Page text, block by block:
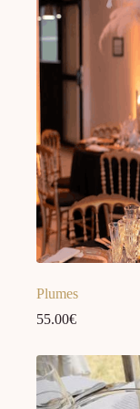
Plumes
55.00€